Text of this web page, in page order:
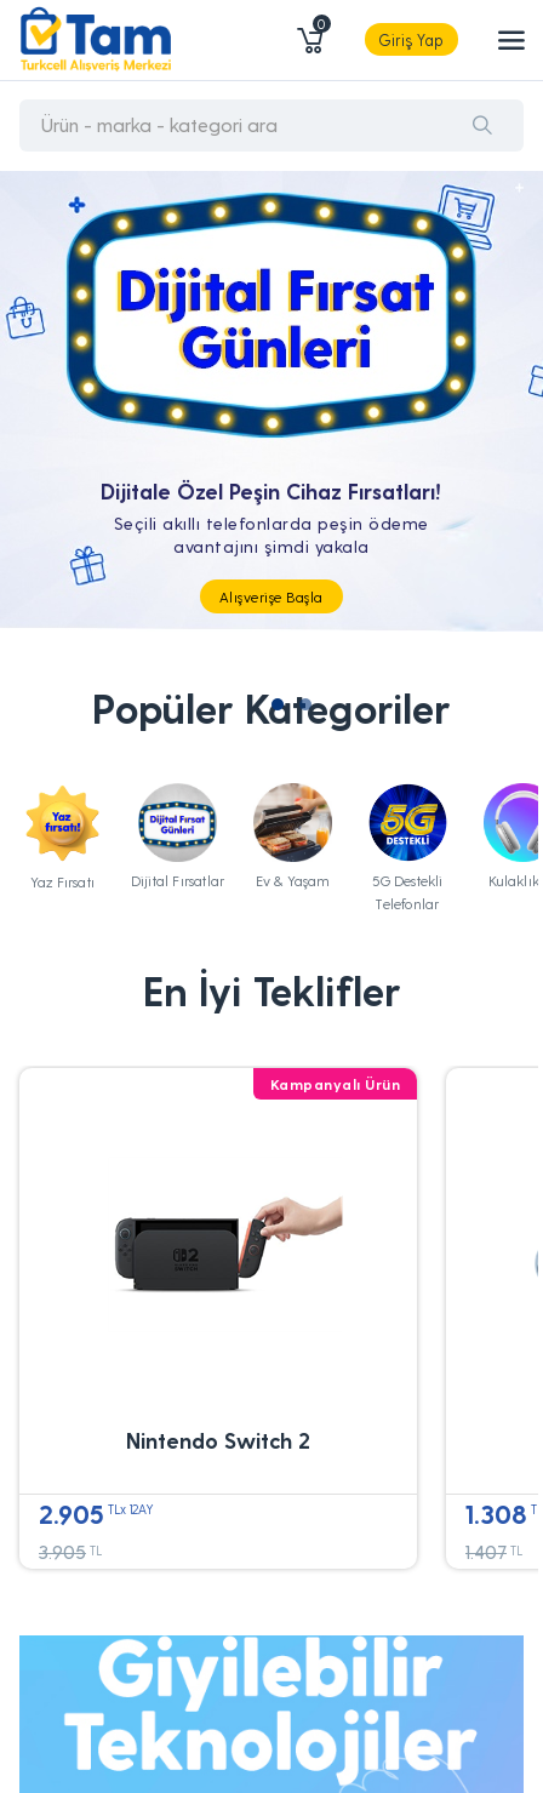
0
Giriş Yap
Tüm Teknolojik İhtiyaçların Tam'da
Popüler Kategoriler
Yaz Fırsatı Dijital Fırsatlar Ev & Yaşam
5G Destekli
Telefonlar
En İyi Teklifler
Kampanyalı Ürün
Nintendo Switch 2
2.905 TLx 12AY
3.905 TL
1.308
1.407 TL